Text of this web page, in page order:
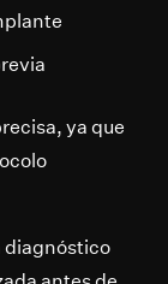
ya que
diagnóstico